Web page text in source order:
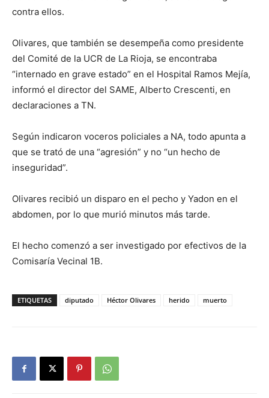
contra ellos.
Olivares, que también se desempeña como presidente
del Comité de la UCR de La Rioja, se encontraba
“internado en grave estado” en el Hospital Ramos Mejía,
informó el director del SAME, Alberto Crescenti, en
declaraciones a TN.
Según indicaron voceros policiales a NA, todo apunta a
que se trató de una “agresión” y no “un hecho de
inseguridad”.
Olivares recibió un disparo en el pecho y Yadon en el
abdomen, por lo que murió minutos más tarde.
El hecho comenzó a ser investigado por efectivos de la
Comisaría Vecinal 1B.
ETIQUETAS diputado Héctor Olivares herido muerto